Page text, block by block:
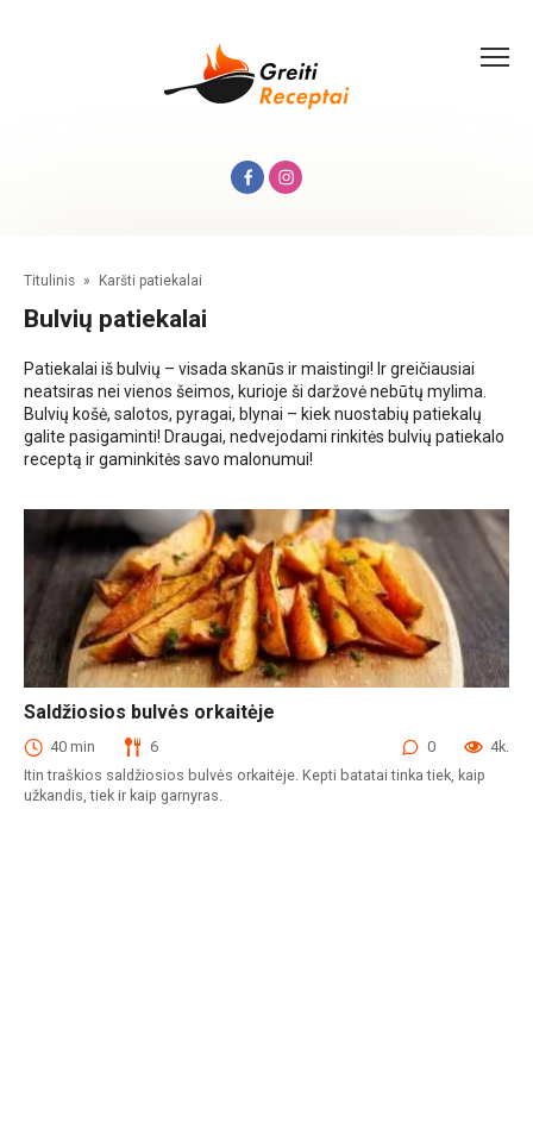
Titulinis » Karšti patiekalai
Bulvių patiekalai
Patiekalai iš bulvių – visada skanūs ir maistingi! Ir greičiausiai
neatsiras nei vienos šeimos, kurioje ši daržovė nebūtų mylima.
Bulvių košė, salotos, pyragai, blynai – kiek nuostabių patiekalų
galite pasigaminti! Draugai, nedvejodami rinkitės bulvių patiekalo
receptą ir gaminkitės savo malonumui!
Saldžiosios bulvės orkaitėje
40 min 6 0
4k.
Itin traškios saldžiosios bulvės orkaitėje. Kepti batatai tinka tiek, kaip
užkandis, tiek ir kaip garnyras.